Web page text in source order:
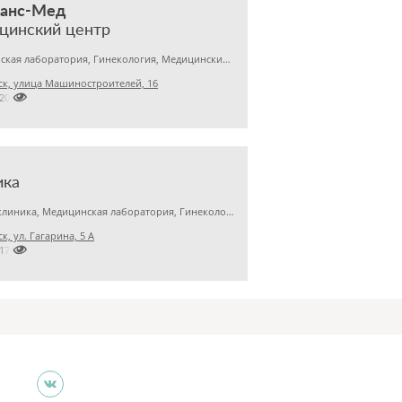
Мед
центр
Медицинская лаборатория, Гинекология, Медицинский центр
улица Машиностроителей, 16

Детская клиника, Медицинская лаборатория, Гинекология
ул. Гагарина, 5 А
